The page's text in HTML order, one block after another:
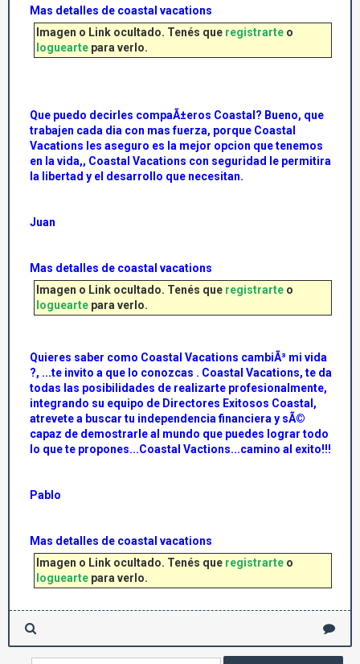
Mas detalles de coastal vacations
Imagen o Link ocultado. Tenés que registrarte o
loguearte para verlo.
Que puedo decirles compaÃ±eros Coastal? Bueno, que
trabajen cada dia con mas fuerza, porque Coastal
Vacations les aseguro es la mejor opcion que tenemos
en la vida,, Coastal Vacations con seguridad le permitira
la libertad y el desarrollo que necesitan.
Juan
Mas detalles de coastal vacations
Imagen o Link ocultado. Tenés que registrarte o
loguearte para verlo.
Quieres saber como Coastal Vacations cambiÃ³ mi vida
?, ...te invito a que lo conozcas . Coastal Vacations, te da
todas las posibilidades de realizarte profesionalmente,
integrando su equipo de Directores Exitosos Coastal,
atrevete a buscar tu independencia financiera y sÃ©
capaz de demostrarle al mundo que puedes lograr todo
lo que te propones...Coastal Vactions...camino al exito!!!
Pablo
Mas detalles de coastal vacations
Imagen o Link ocultado. Tenés que registrarte o
loguearte para verlo.